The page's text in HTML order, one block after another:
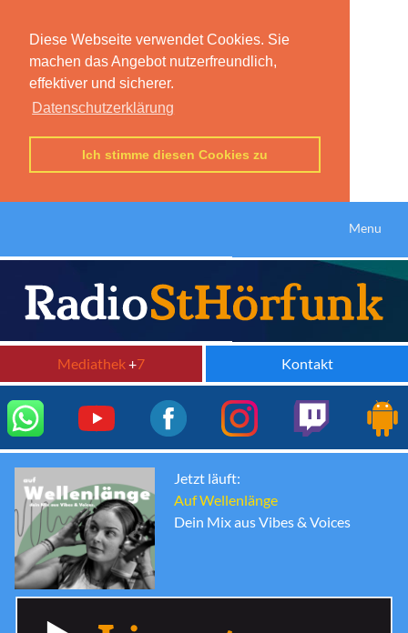
Diese Webseite verwendet Cookies. Sie
machen das Angebot nutzerfreundlich,
effektiver und sicherer.
Datenschutzerklärung
Ich stimme diesen Cookies zu
Menu
Mediathek+7 Kontakt
Jetzt läuft:
Auf Wellenlänge
Dein Mix aus Vibes & Voices